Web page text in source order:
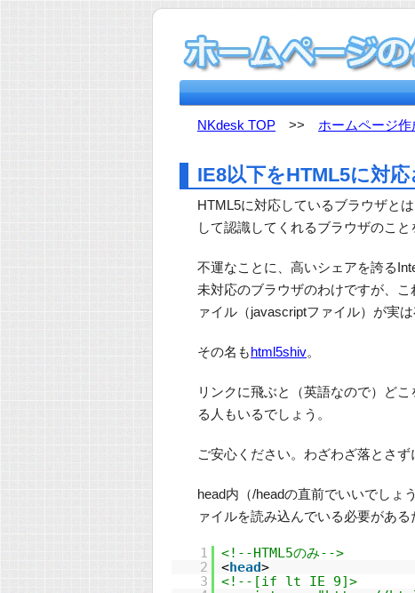
NKdesk TOP >> ホームページ作
IE8以下をHTML5に対応
HTML5に対応しているブラウザと
して認識してくれるブラウザのこと
不運なことに、高いシェアを誇る
未対応のブラウザのわけですが、
ァイル（javascriptファイル）が実は
その名もhtml5shiv。
リンクに飛ぶと（英語なので）ど
る人もいるでしょう。
ご安心ください。わざわざ落とさず
head内（/headの直前でいいでしょ
ァイルを読み込んでいる必要がある
1
<!--HTML5のみ-->
2
<head>
3
<!--[if lt IE 9]>